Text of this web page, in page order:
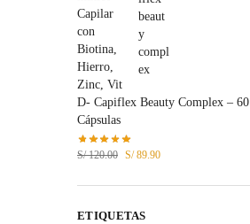
Capilar
con
Biotina,
Hierro,
Zinc, Vit
D- Capiflex Beauty Complex – 60
Cápsulas
S/120.00 S/89.90
ETIQUETAS